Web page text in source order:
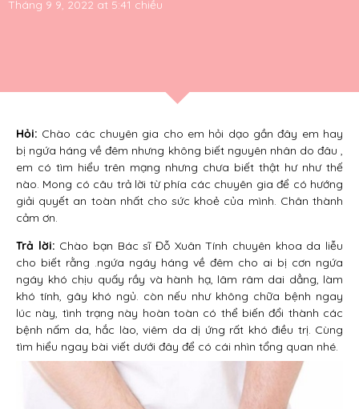
Tháng 9 9, 2022 at 5:41 chiều
Hỏi: Chào các chuyên gia cho em hỏi dạo gần đây em hay
bị ngứa háng về đêm nhưng không biết nguyên nhân do đâu ,
em có tìm hiểu trên mạng nhưng chưa biết thật hư như thế
nào. Mong có câu trả lời từ phía các chuyên gia để có hướng
giải quyết an toàn nhất cho sức khoẻ của mình. Chân thành
cảm ơn.
Trả lời: Chào bạn Bác sĩ Đỗ Xuân Tính chuyên khoa da liễu
cho biết rằng .ngứa ngáy háng về đêm cho ai bị cơn ngứa
ngáy khó chịu quấy rầy và hành hạ, lâm râm dai dẳng, làm
khó tính, gây khó ngủ. còn nếu như không chữa bệnh ngay
lúc này, tình trạng này hoàn toàn có thể biến đổi thành các
bệnh nấm da, hắc lào, viêm da dị ứng rất khó điều trị. Cùng
tìm hiểu ngay bài viết dưới đây để có cái nhìn tổng quan nhé.